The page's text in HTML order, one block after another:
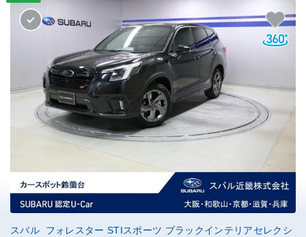
スバル フォレスター STIスポーツ ブラックインテリアセレクシ